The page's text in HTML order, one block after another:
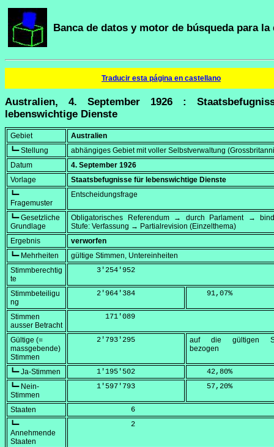
Banca de datos y motor de búsqueda para
Traducir esta página en castellano
Australien, 4. September 1926 :
lebenswichtige Dienste
Gebiet
Australien
┗━ Stellung
abhängiges Gebiet mit voller Selbstverwaltung
Datum
4. September 1926
Vorlage
Staatsbefugnisse für lebenswichtige Dienste
┗━
Fragemuster
Entscheidungsfrage
┗━ Gesetzliche
Grundlage
Obligatorisches Referendum → durch Parlament →
Stufe: Verfassung → Partialrevision (Einzelthema)
Ergebnis
verworfen
┗━ Mehrheiten
gültige Stimmen, Untereinheiten
Stimmberechtig
te
      3'254'952
Stimmbeteiligu
ng
      2'964'384
    91,07
%
Stimmen
ausser Betracht
        171'089
Gültige (=
massgebende)
Stimmen
      2'793'295
auf die gültigen
bezogen
┗━ Ja-Stimmen
      1'195'502
    42,80
%
┗━ Nein-
Stimmen
      1'597'793
    57,20
%
Staaten
              6
┗━
Annehmende
Staaten
              2